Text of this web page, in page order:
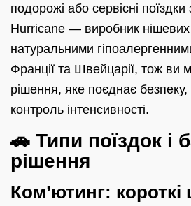
подорожі або сервісні
Hurricane — виробник нішевих
натуральними
Франції та Швейцарії, тож ви
рішення, яке поєднає безпеку,
контроль інтенсивності.
🚗 Типи поїздок і
рішення
Ком’ютинг: короткі